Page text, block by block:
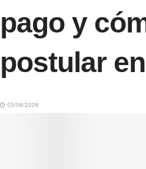
pago y
postular
03/08/2026